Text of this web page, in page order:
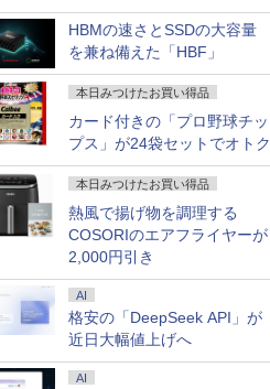
HBMの速さとSSDの大容量
を兼ね備えた「HBF」
本日みつけたお買い得品
カード付きの「プロ野球チッ
プス」が24袋セットでオトク
本日みつけたお買い得品
熱風で揚げ物を調理する
COSORIのエアフライヤーが
2,000円引き
AI
格安の「DeepSeek API」が
近日大幅値上げへ
AI